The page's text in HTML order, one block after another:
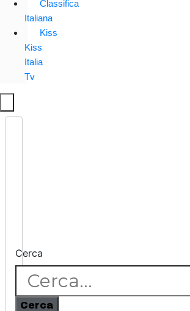
Classifica
Italiana
Kiss
Kiss
Italia
Tv
Cerca
Cerca